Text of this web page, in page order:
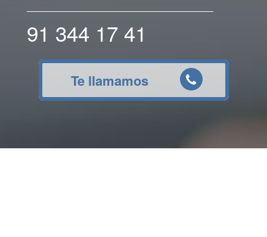
91 344 17 41
Te llamamos